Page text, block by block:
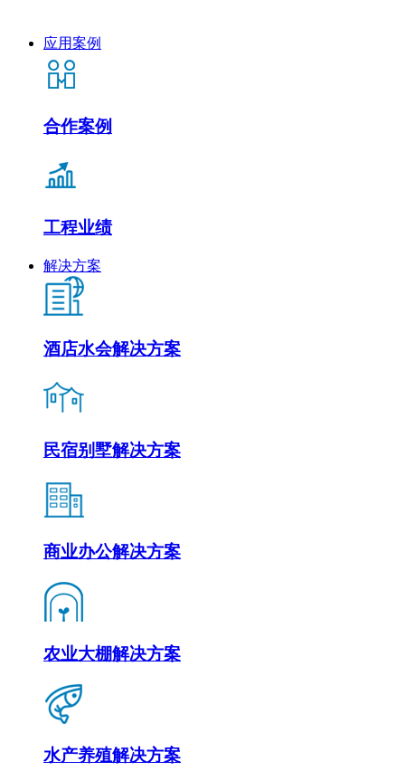
应用案例
合作案例
工程业绩
解决方案
酒店水会解决方案
民宿别墅解决方案
商业办公解决方案
农业大棚解决方案
水产养殖解决方案